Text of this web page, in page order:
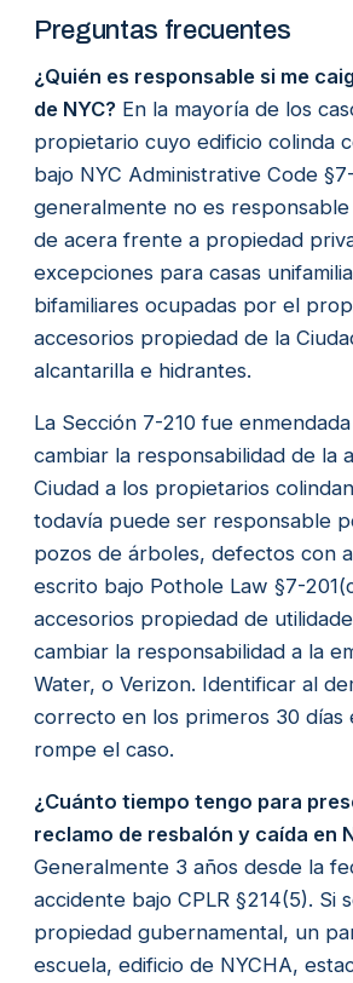
Preguntas frecuentes
¿Quién es responsable si me
de NYC? En la mayoría de los
propietario cuyo edificio colinda
bajo NYC Administrative Code
generalmente no es
de acera frente a propiedad
excepciones para casas
bifamiliares ocupadas por el
accesorios propiedad de la
alcantarilla e hidrantes.
La Sección 7-210 fue
cambiar la responsabilidad de la
Ciudad a los propietarios
todavía puede ser responsable
pozos de árboles, defectos con
escrito bajo Pothole Law §7-
accesorios propiedad de
cambiar la responsabilidad a la
Water, o Verizon. Identificar al
correcto en los primeros 30 días
rompe el caso.
¿Cuánto tiempo tengo para
reclamo de resbalón y caída en
Generalmente 3 años desde la
accidente bajo CPLR §214(5). Si
propiedad gubernamental, un
escuela, edificio de NYCHA,